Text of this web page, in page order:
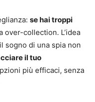
se hai troppi
over-collection. L’idea
sogno di una spia non
il tuo
più efficaci, senza